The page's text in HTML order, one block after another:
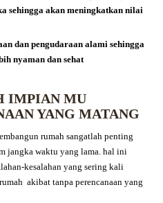
sehingga akan meningkatkan nilai
dan pengudaraan alami sehingga
nyaman dan sehat
IMPIAN MU
YANG MATANG
rumah sangatlah penting
jangka waktu yang lama. hal ini
kesalahan yang sering kali
akibat tanpa perencanaan yang